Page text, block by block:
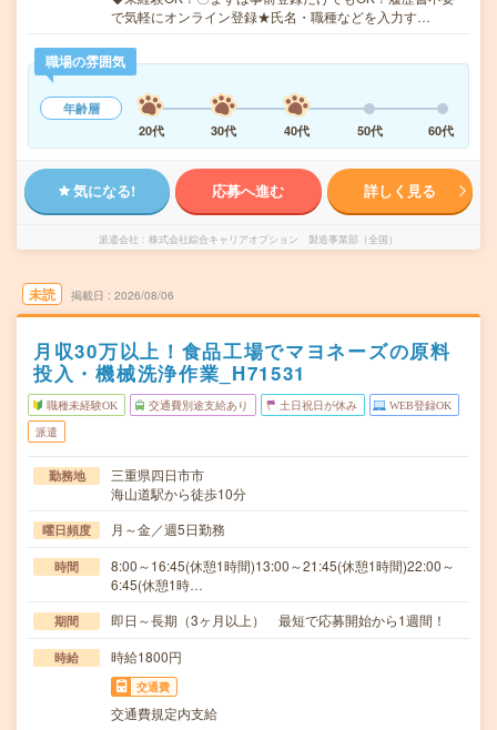
で気軽にオンライン登録★氏名・職種などを入力す…
職場の雰囲気
年齢層
20代
30代 40代 50代 60代
気になる! 応募へ進む 詳しく見る
派遣会社 株式会社綜合キャリアオプション 製造事業部（全国）
未読 掲載日 2026/08/06
月収30万以上！食品工場でマヨネーズの原料
投入・機械洗浄作業_H71531
職種未経験OK 交通費別途支給あり 土日祝日が休み WEB登録OK
派遣
勤務地
三重県四日市市
海山道駅から徒歩10分
曜日頻度 月～金／週5日勤務
時間
8:00～16:45(休憩1時間)13:00～21:45(休憩1時間)22:00～
6:45(休憩1時…
期間 即日～長期（3ヶ月以上） 最短で応募開始から1週間！
時給 時給1800円
交通費
交通費規定内支給